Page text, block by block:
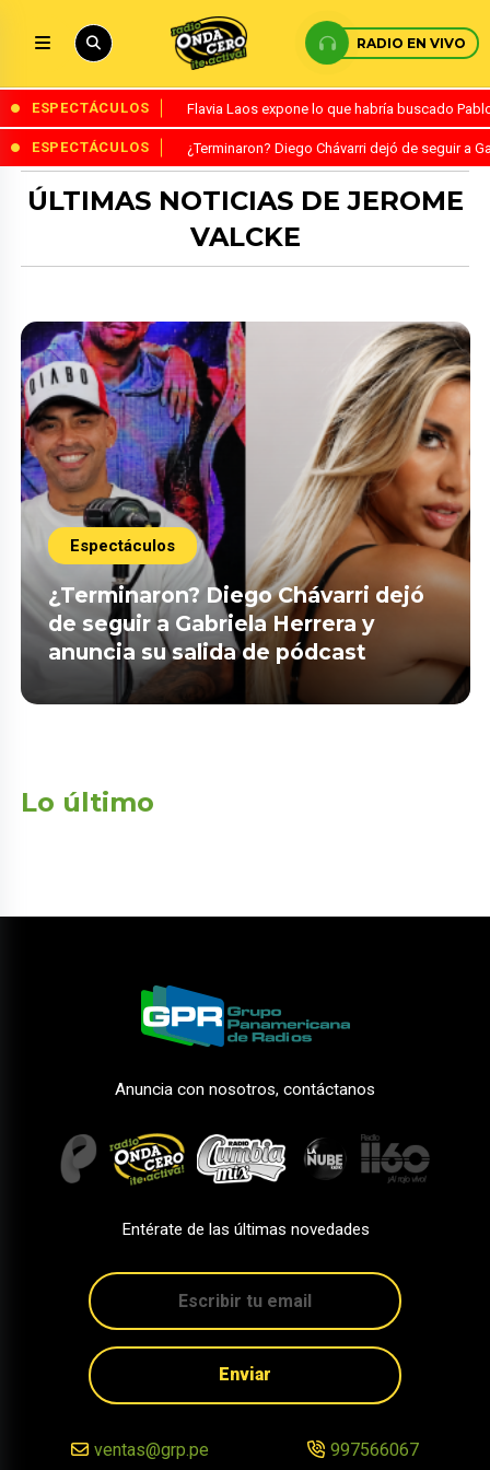
RADIO EN VIVO
ESPECTÁCULOS Flavia Laos expone lo que habría buscado
ESPECTÁCULOS ¿Terminaron? Diego Chávarri dejó de seguir a
ÚLTIMAS NOTICIAS DE JEROME
VALCKE
Espectáculos
¿Terminaron? Diego Chávarri dejó
de seguir a Gabriela Herrera y
anuncia su salida de pódcast
Lo último
Anuncia con nosotros, contáctanos
Entérate de las últimas novedades
Enviar
ventas@grp.pe 997566067